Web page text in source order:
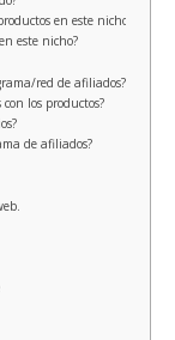
en este nicho?
este nicho?
red de afiliados?
los productos?
de afiliados?